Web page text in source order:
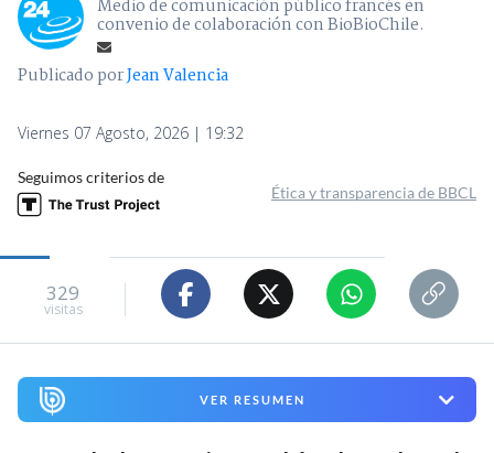
Medio de comunicación público francés en
convenio de colaboración con BioBioChile.
Publicado porJean Valencia
Viernes 07 Agosto, 2026 | 19:32
Seguimos criterios de
Ética y transparencia de BBCL
329
visitas
VER RESUMEN